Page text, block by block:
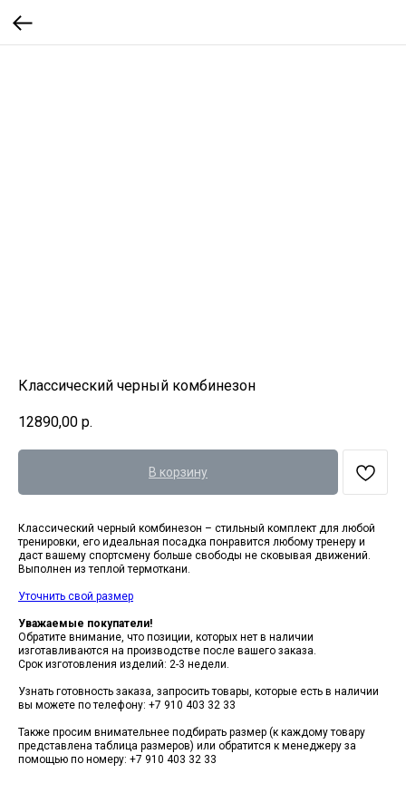
Классический черный комбинезон
12890,00 р.
В корзину
Классический черный комбинезон – стильный комплект для любой
тренировки, его идеальная посадка понравится любому тренеру и
даст вашему спортсмену больше свободы не сковывая движений.
Выполнен из теплой термоткани.
Уточнить свой размер
Уважаемые покупатели!
Обратите внимание, что позиции, которых нет в наличии
изготавливаются на производстве после вашего заказа.
Срок изготовления изделий: 2-3 недели.
Узнать готовность заказа, запросить товары, которые есть в наличии
вы можете по телефону: +7 910 403 32 33
Также просим внимательнее подбирать размер (к каждому товару
представлена таблица размеров) или обратится к менеджеру за
помощью по номеру: +7 910 403 32 33